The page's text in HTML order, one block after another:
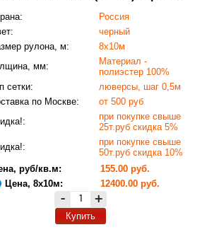
Россия
черный
рулона, м:
8х10м
мм:
Материал -
полиэстер 100%
сетки:
люверсы, шаг 0,5м
по Москве:
от 500 руб
при покупке свыше
25т.руб скидка 5%
при покупке свыше
50т.руб скидка 10%
руб/кв.м:
155.00 руб.
Цена, 8х10м:
12400.00 руб.
- +
Купить